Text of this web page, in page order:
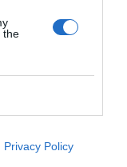
the
Privacy Policy
SANCHISTA
Hazte
Mareta: